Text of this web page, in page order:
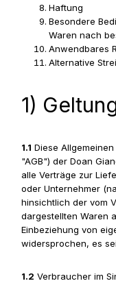
Haftung
Besondere
Waren nach
Anwendbares
Alternative
1)
1.1 Diese
"AGB") der Doan
alle Verträge zur
oder Unternehmer
hinsichtlich der vom
dargestellten Waren
Einbeziehung von
widersprochen, es
1.2 Verbraucher im